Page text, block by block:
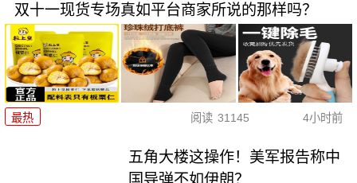
双十一现货专场真如平台商家所说的那样吗？
最热 阅读 31145 4小时前
五角大楼这操作！美军报告称中
国导弹不如伊朗？